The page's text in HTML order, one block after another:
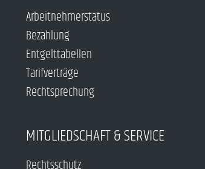
Arbeitnehmerstatus
Bezahlung
Entgelttabellen
Tarifverträge
Rechtsprechung
MITGLIEDSCHAFT & SERVICE